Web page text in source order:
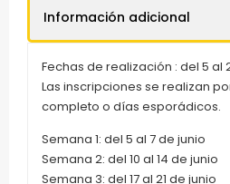
Información adicional
Fechas de realización : del 5 al
Las inscripciones se realizan
completo o días esporádicos.
Semana 1: del 5 al 7 de junio
Semana 2: del 10 al 14 de junio
Semana 3: del 17 al 21 de junio